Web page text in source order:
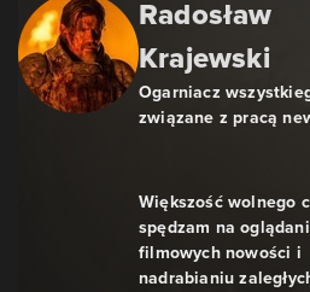
Radosław
Krajewski
Ogarniacz
związane z pracą
Większość wolnego
spędzam na
filmowych nowości i
nadrabianiu